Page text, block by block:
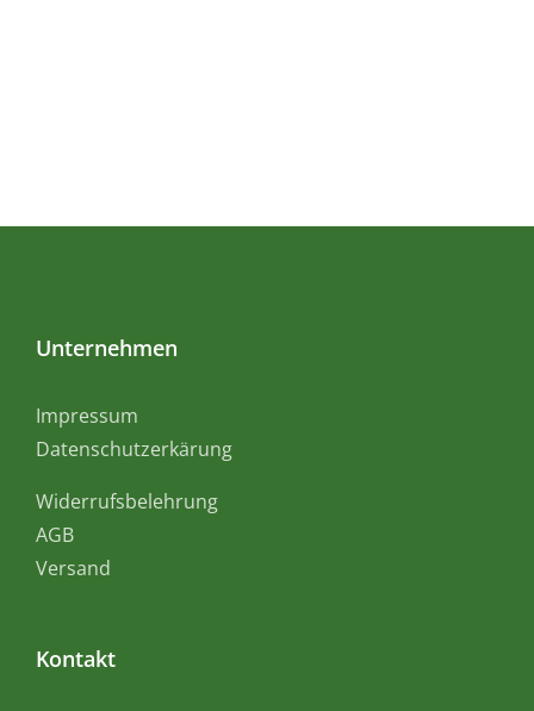
Unternehmen
Impressum
Datenschutzerkärung
Widerrufsbelehrung
AGB
Versand
Kontakt